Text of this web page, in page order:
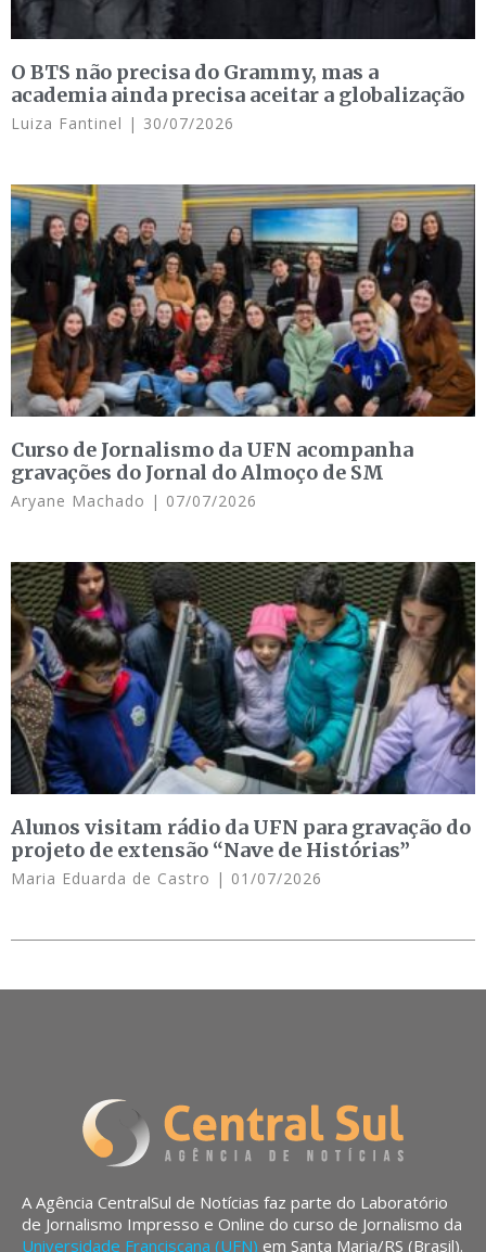
O BTS não precisa do Grammy, mas a
academia ainda precisa aceitar a globalização
Luiza Fantinel 30/07/2026
Curso de Jornalismo da UFN acompanha
gravações do Jornal do Almoço de SM
Aryane Machado 07/07/2026
Alunos visitam rádio da UFN para gravação do
projeto de extensão “Nave de Histórias”
Maria Eduarda de Castro 01/07/2026
A Agência CentralSul de Notícias faz parte do Laboratório
de Jornalismo Impresso e Online do curso de Jornalismo da
Universidade Franciscana (UFN) em Santa Maria/RS (Brasil).